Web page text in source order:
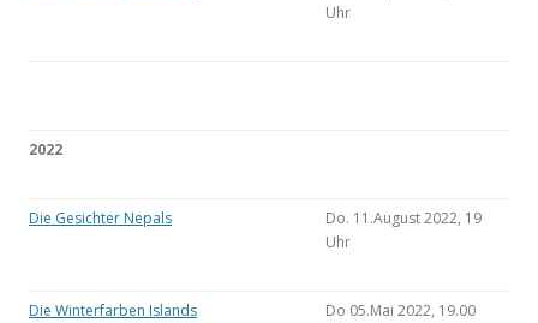
Uhr
2022
Die Gesichter Nepals
Do. 11.August 2022, 19
Uhr
Die Winterfarben Islands
Do 05.Mai 2022, 19.00